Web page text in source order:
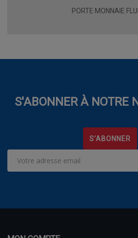
PORTE MONNAIE
S'ABONNER À NOTRE